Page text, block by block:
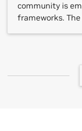
community is
frameworks.